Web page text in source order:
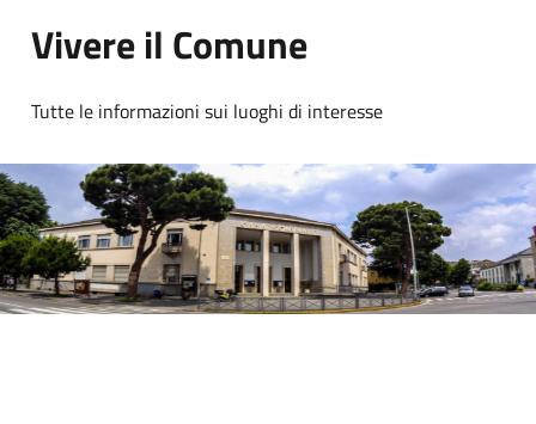
Vivere il Comune
Tutte le informazioni sui luoghi di interesse